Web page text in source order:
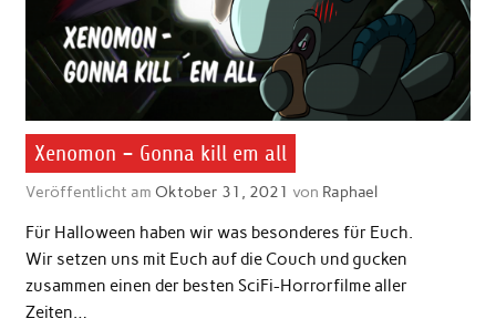
Xenomon – Gonna kill em all
Veröffentlicht am Oktober 31, 2021 von Raphael
Für Halloween haben wir was besonderes für Euch.
Wir setzen uns mit Euch auf die Couch und gucken
zusammen einen der besten SciFi-Horrorfilme aller
Zeiten…